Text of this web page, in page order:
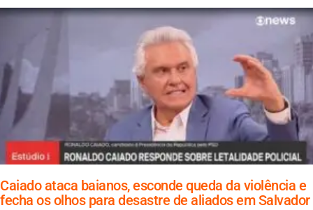
Caiado ataca baianos, esconde queda da violência e
fecha os olhos para desastre de aliados em Salvador